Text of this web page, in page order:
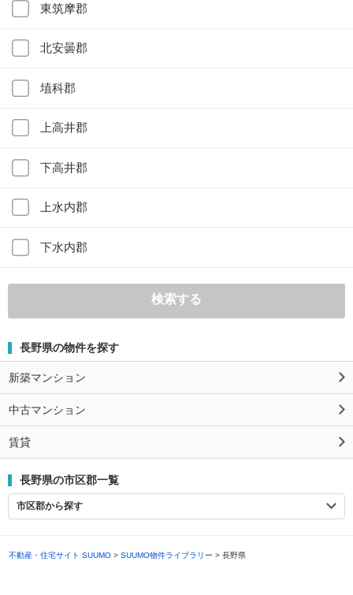
東筑摩郡
北安曇郡
埴科郡
上高井郡
下高井郡
上水内郡
下水内郡
検索する
長野県の物件を探す
新築マンション
中古マンション
賃貸
長野県の市区郡一覧
市区郡から探す
不動産・住宅サイト SUUMO> SUUMO物件ライブラリー > 長野県